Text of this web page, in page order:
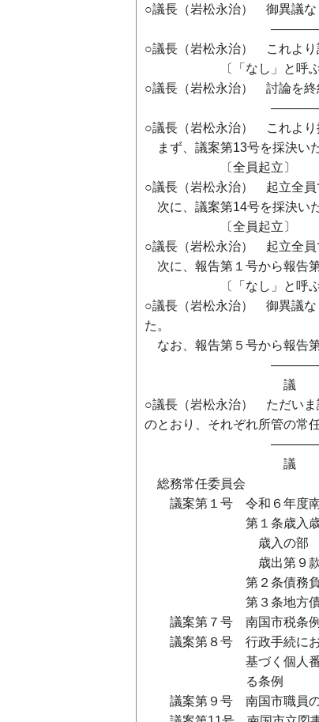
○議長（岩松永治） 御異議な
○議長（岩松永治） これより
〔「なし」と呼ぶ者
○議長（岩松永治） 討論を終
○議長（岩松永治） これより
まず、議案第13号を採決い
〔全員起立〕
○議長（岩松永治） 起立全員
次に、議案第14号を採決い
〔全員起立〕
○議長（岩松永治） 起立全員
次に、報告第１号から報告
〔「なし」と呼ぶ者
○議長（岩松永治） 御異議な
た。
なお、報告第５号から報告
議 案 の
○議長（岩松永治） ただいま
のとおり、それぞれ所管の常
議 案
総務常任委員会
議案第１号 令和６年度南
第１条歳入歳出予
歳入の部
歳出第９款消
第２条債務負担行
第３条地方債の
議案第７号 南国市税条例
議案第８号 行政手続にお
基づく個人番号の利用
る条例
議案第９号 南国市職員の